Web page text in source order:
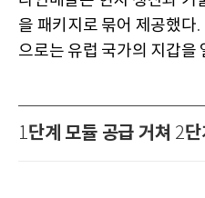
을 패키지로 묶어 제공했다.
으로는 유럽 국가의 지갑을
1단계 모듈 공급 거쳐 2